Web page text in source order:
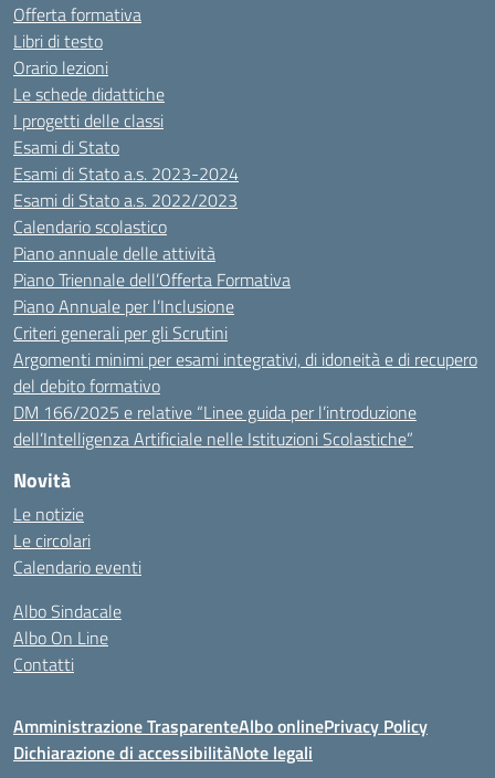
Offerta formativa
Libri di testo
Orario lezioni
Le schede didattiche
I progetti delle classi
Esami di Stato
Esami di Stato a.s. 2023-2024
Esami di Stato a.s. 2022/2023
Calendario scolastico
Piano annuale delle attività
Piano Triennale dell’Offerta Formativa
Piano Annuale per l’Inclusione
Criteri generali per gli Scrutini
Argomenti minimi per esami integrativi, di idoneità e di recupero
del debito formativo
DM 166/2025 e relative “Linee guida per l’introduzione
dell’Intelligenza Artificiale nelle Istituzioni Scolastiche”
Novità
Le notizie
Le circolari
Calendario eventi
Albo Sindacale
Albo On Line
Contatti
Amministrazione TrasparenteAlbo onlinePrivacy Policy
Dichiarazione di accessibilitàNote legali